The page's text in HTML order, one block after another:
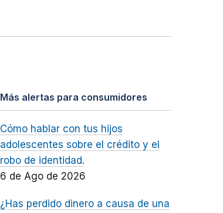
Más alertas para consumidores
Cómo hablar con tus hijos
adolescentes sobre el crédito y el
robo de identidad.
6 de Ago de 2026
¿Has perdido dinero a causa de una